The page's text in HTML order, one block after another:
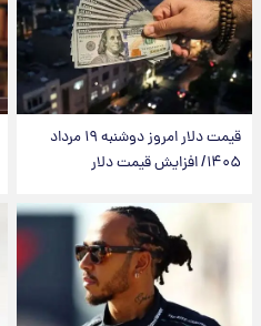
قیمت دلار امروز دوشنبه ۱۹ مرداد
۱۴۰۵/ افزایش قیمت دلار